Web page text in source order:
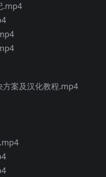
.mp4
方案及汉化教程.mp4